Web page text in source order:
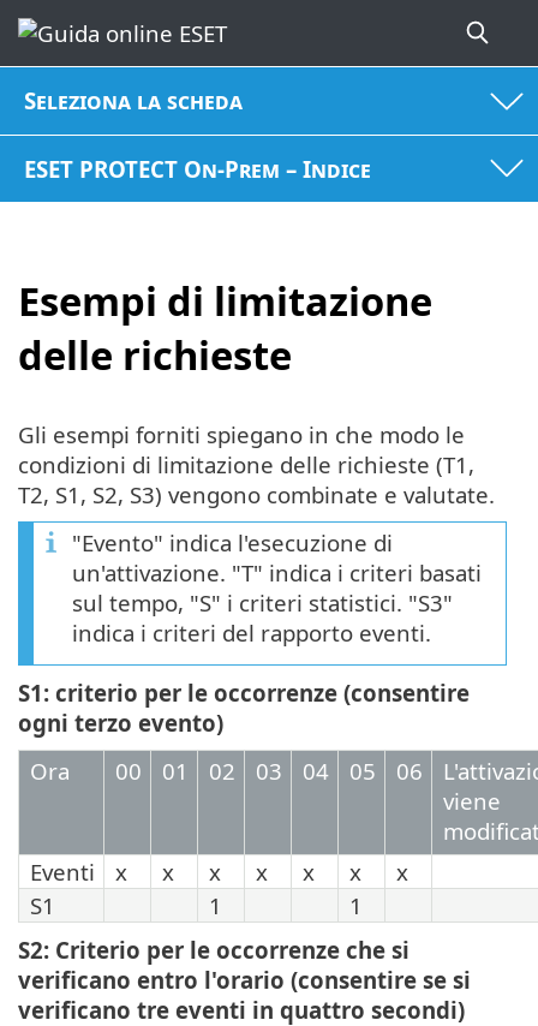
Seleziona la scheda
ESET PROTECT On-Prem – Indice
Esempi di limitazione
delle richieste
Gli esempi forniti spiegano in che modo le
condizioni di limitazione delle richieste (T1,
T2, S1, S2, S3) vengono combinate e valutate.
"Evento" indica l'esecuzione di
un'attivazione. "T" indica i criteri basati
sul tempo, "S" i criteri statistici. "S3"
indica i criteri del rapporto eventi.
S1: criterio per le occorrenze (consentire
ogni terzo evento)
Ora
00 01 02 03 04 05 06
viene
Eventi
x x x x x x
x
S1
1
1
S2: Criterio per le occorrenze che si
verificano entro l'orario (consentire se si
verificano tre eventi in quattro secondi)